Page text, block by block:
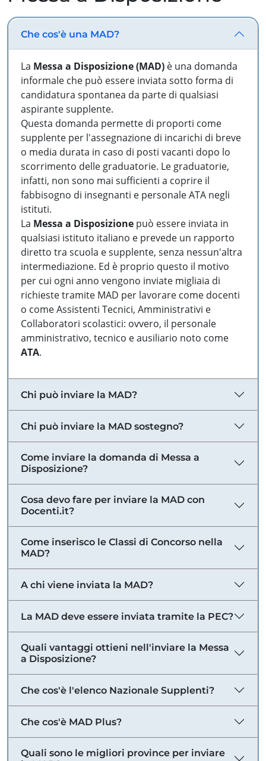
Che cos'è una MAD?
La Messa a Disposizione (MAD) è una domanda
informale che può essere inviata sotto forma di
candidatura spontanea da parte di qualsiasi
aspirante supplente.
Questa domanda permette di proporti come
supplente per l'assegnazione di incarichi di breve
o media durata in caso di posti vacanti dopo lo
scorrimento delle graduatorie. Le graduatorie,
infatti, non sono mai sufficienti a coprire il
fabbisogno di insegnanti e personale ATA negli
istituti.
La Messa a Disposizione può essere inviata in
qualsiasi istituto italiano e prevede un rapporto
diretto tra scuola e supplente, senza nessun'altra
intermediazione. Ed è proprio questo il motivo
per cui ogni anno vengono inviate migliaia di
richieste tramite MAD per lavorare come docenti
o come Assistenti Tecnici, Amministrativi e
Collaboratori scolastici: ovvero, il personale
amministrativo, tecnico e ausiliario noto come
ATA.
Chi può inviare la MAD?
Chi può inviare la MAD sostegno?
Come inviare la domanda di Messa a
Disposizione?
Cosa devo fare per inviare la MAD con
Docenti.it?
Come inserisco le Classi di Concorso nella
MAD?
A chi viene inviata la MAD?
La MAD deve essere inviata tramite la PEC?
Quali vantaggi ottieni nell'inviare la Messa
a Disposizione?
Che cos'è l'elenco Nazionale Supplenti?
Che cos'è MAD Plus?
Quali sono le migliori province per inviare